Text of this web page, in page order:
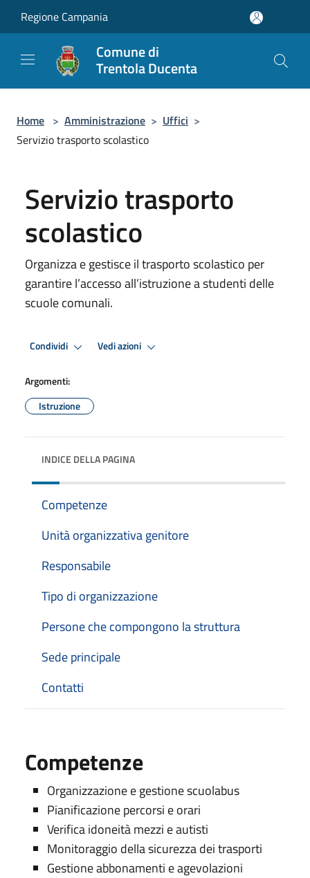
Regione Campania
Comune di
Trentola Ducenta
Home > Amministrazione > Uffici >
Servizio trasporto scolastico
Servizio trasporto
scolastico
Organizza e gestisce il trasporto scolastico per
garantire l’accesso all’istruzione a studenti delle
scuole comunali.
Condividi Vedi azioni
Argomenti:
Istruzione
INDICE DELLA PAGINA
Competenze
Unità organizzativa genitore
Responsabile
Tipo di organizzazione
Persone che compongono la struttura
Sede principale
Contatti
Competenze
Organizzazione e gestione scuolabus
Pianificazione percorsi e orari
Verifica idoneità mezzi e autisti
Monitoraggio della sicurezza dei trasporti
Gestione abbonamenti e agevolazioni